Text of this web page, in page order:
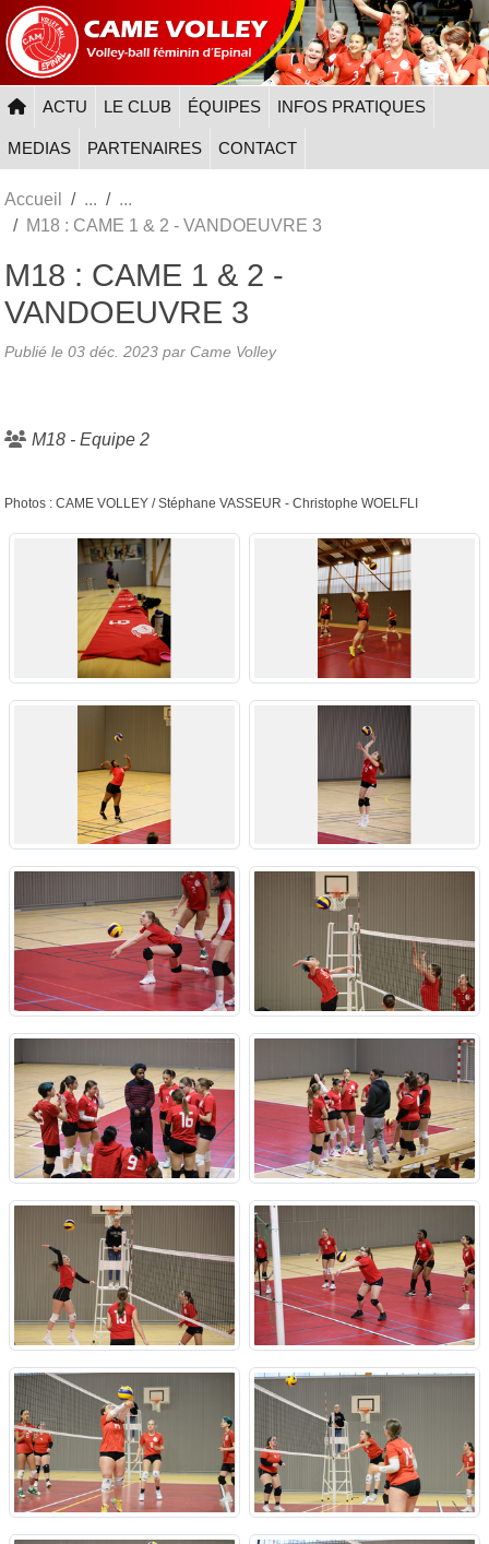
ACTU LE CLUB ÉQUIPES INFOS PRATIQUES
MEDIAS PARTENAIRES CONTACT
Accueil
M18 : CAME 1 & 2 - VANDOEUVRE 3
M18 : CAME 1 & 2 -
VANDOEUVRE 3
Publié le 03 déc. 2023 par Came Volley
M18 - Equipe 2
Photos : CAME VOLLEY / Stéphane VASSEUR - Christophe WOELFLI
Panneau de gestion des cookies